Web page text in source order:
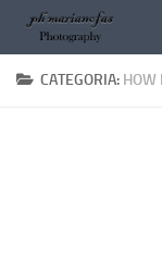
Salta al contenuto
CATEGORIA: HOW